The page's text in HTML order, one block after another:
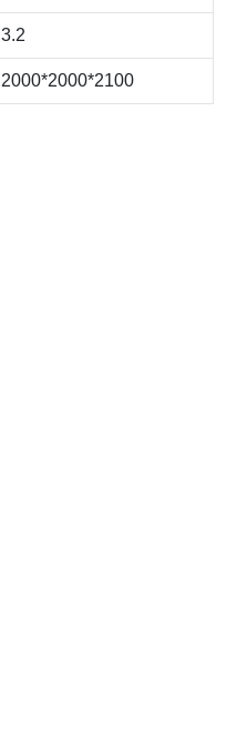
3.2
2000*2000*2100